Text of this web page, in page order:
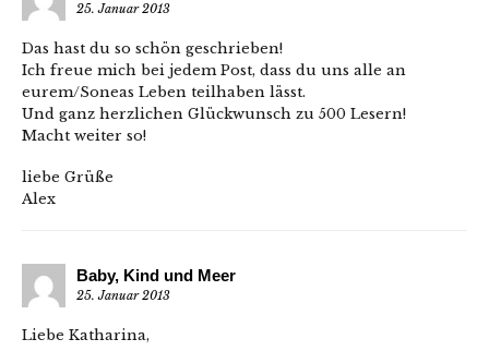
25. Januar 2013
Das hast du so schön geschrieben!
Ich freue mich bei jedem Post, dass du uns alle an
eurem/Soneas Leben teilhaben lässt.
Und ganz herzlichen Glückwunsch zu 500 Lesern!
Macht weiter so!
liebe Grüße
Alex
Baby, Kind und Meer
25. Januar 2013
Liebe Katharina,